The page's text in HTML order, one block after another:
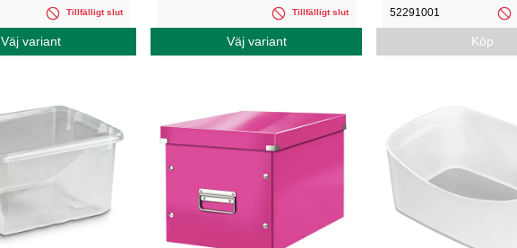
Tillfälligt slut
Väj variant
Tillfälligt slut
Väj variant
52291001
Köp